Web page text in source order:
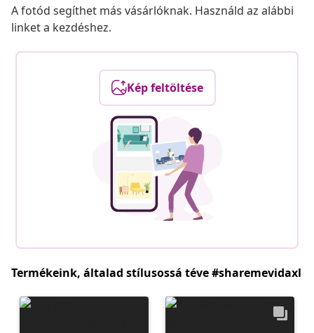
A fotód segíthet más vásárlóknak. Használd az alábbi
linket a kezdéshez.
Kép feltöltése
Termékeink, általad stílusossá téve #sharemevidaxl